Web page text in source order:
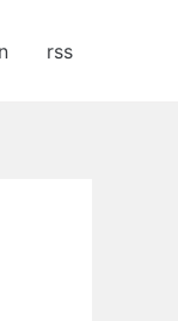
rss